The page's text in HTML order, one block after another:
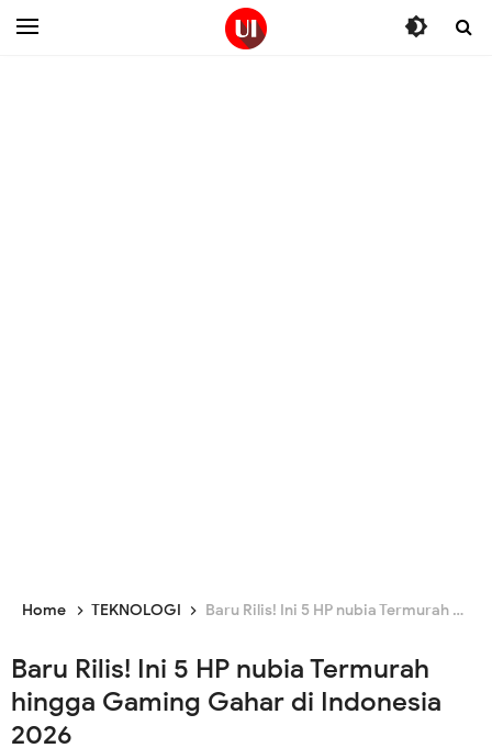
Home TEKNOLOGI Baru Rilis! Ini 5 HP nubia Termurah hingga Gaming Gahar di Indonesia 2026
Baru Rilis! Ini 5 HP nubia Termurah
hingga Gaming Gahar di Indonesia
2026